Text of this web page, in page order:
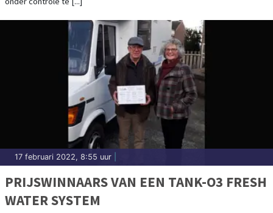
17 februari 2022, 8:55 uur
PRIJSWINNAARS VAN EEN TANK-O3 FRESH
WATER SYSTEM